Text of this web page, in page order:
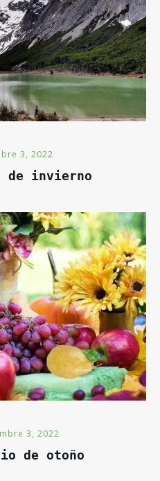
3, 2022
invierno
3, 2022
de otoño